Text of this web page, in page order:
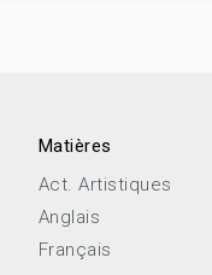
Matières
Act. Artistiques
Anglais
Français